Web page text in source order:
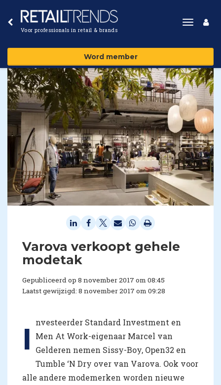
Voor professionals in retail & brands
Toggle
Word member
Varova verkoopt gehele
modetak
Gepubliceerd op 8 november 2017 om 08:45
Laatst gewijzigd: 8 november 2017 om 09:28
I
nvesteerder Standard Investment en
Men At Work-eigenaar Marcel van
Gelderen nemen Sissy-Boy, Open32 en
Tumble ‘N Dry over van Varova. Ook voor
alle andere modemerken worden nieuwe